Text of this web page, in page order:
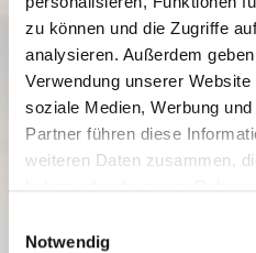
zu können und die Zugriffe
analysieren. Außerdem
Verwendung unserer
soziale Medien, Werbung
Partner führen diese
weiteren Daten zusammen,
haben oder die sie im
Notwendig